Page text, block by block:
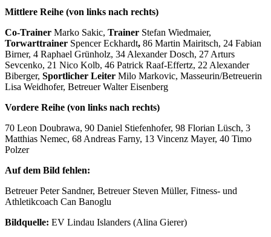
Mittlere Reihe (von links nach rechts)
Co-Trainer Marko Sakic, Trainer Stefan Wiedmaier,
Torwarttrainer Spencer Eckhardt, 86 Martin Mairitsch, 24 Fabian
Birner, 4 Raphael Grünholz, 34 Alexander Dosch, 27 Arturs
Sevcenko, 21 Nico Kolb, 46 Patrick Raaf-Effertz, 22 Alexander
Biberger, Sportlicher Leiter Milo Markovic, Masseurin/Betreuerin
Lisa Weidhofer, Betreuer Walter Eisenberg
Vordere Reihe (von links nach rechts)
70 Leon Doubrawa, 90 Daniel Stiefenhofer, 98 Florian Lüsch, 3
Matthias Nemec, 68 Andreas Farny, 13 Vincenz Mayer, 40 Timo
Polzer
Auf dem Bild fehlen:
Betreuer Peter Sandner, Betreuer Steven Müller, Fitness- und
Athletikcoach Can Banoglu
Bildquelle: EV Lindau Islanders (Alina Gierer)